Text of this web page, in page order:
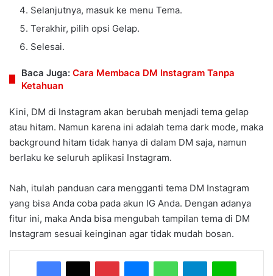
Selanjutnya, masuk ke menu Tema.
Terakhir, pilih opsi Gelap.
Selesai.
Baca Juga: Cara Membaca DM Instagram Tanpa
Ketahuan
Kini, DM di Instagram akan berubah menjadi tema gelap
atau hitam. Namun karena ini adalah tema dark mode, maka
background hitam tidak hanya di dalam DM saja, namun
berlaku ke seluruh aplikasi Instagram.
Nah, itulah panduan cara mengganti tema DM Instagram
yang bisa Anda coba pada akun IG Anda. Dengan adanya
fitur ini, maka Anda bisa mengubah tampilan tema di DM
Instagram sesuai keinginan agar tidak mudah bosan.
Facebook
X PinterestMessengerWhatsAppTelegramLine